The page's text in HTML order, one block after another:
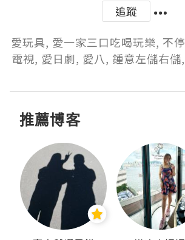
追蹤
愛玩具, 愛一家三口吃喝玩樂, 不
電視, 愛日劇, 愛八, 鍾意左儲右
推薦博客